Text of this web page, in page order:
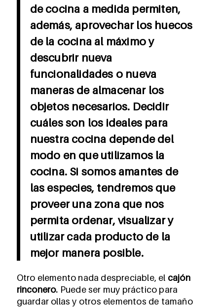
de cocina a medida permiten,
además, aprovechar los huecos
de la cocina al máximo y
descubrir nueva
funcionalidades o nueva
maneras de almacenar los
objetos necesarios. Decidir
cuáles son los ideales para
nuestra cocina depende del
modo en que utilizamos la
cocina. Si somos amantes de
las especies, tendremos que
proveer una zona que nos
permita ordenar, visualizar y
utilizar cada producto de la
mejor manera posible.
Otro elemento nada despreciable, el cajón
rinconero. Puede ser muy práctico para
guardar ollas y otros elementos de tamaño